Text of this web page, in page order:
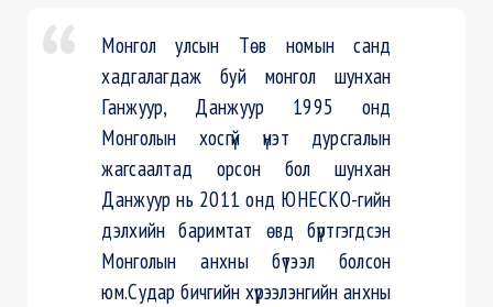
Монгол улсын Төв номын санд
хадгалагдаж буй монгол шунхан
Ганжуур, Данжуур 1995 онд
Монголын хосгүй үнэт дурсгалын
жагсаалтад орсон бол шунхан
Данжуур нь 2011 онд ЮНЕСКО-гийн
дэлхийн баримтат өвд бүртгэгдсэн
Монголын анхны бүтээл болсон
юм.Судар бичгийн хүрээлэнгийн анхны